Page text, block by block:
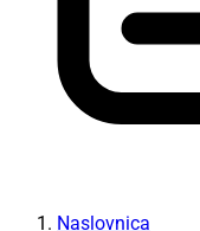
Naslovnica